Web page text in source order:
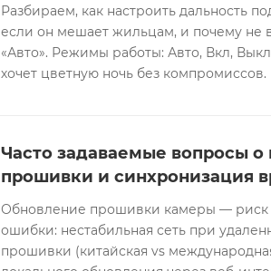
Разбираем, как настроить дальность
если он мешает жильцам, и почему не
«Авто». Режимы работы: Авто, Вкл,
хочет цветную ночь без компромиссов.
Часто задаваемые вопросы
прошивки и синхронизация
Обновление прошивки камеры — риск
ошибки: нестабильная сеть при
прошивки (китайская vs